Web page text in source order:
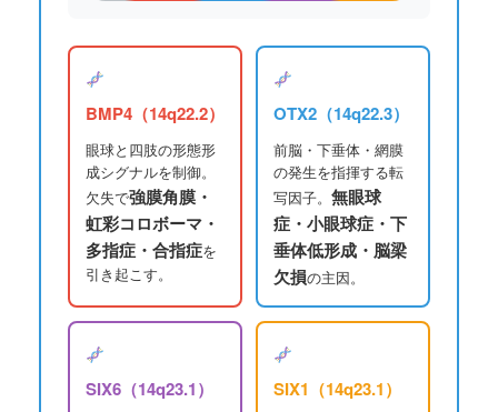
BMP4（14q22.2）
眼球と四肢の形態形
成シグナルを制御。
欠失で強膜角膜・
虹彩コロボーマ・
多指症・合指症を
引き起こす。
OTX2（14q22.3）
前脳・下垂体・網膜
の発生を指揮する転
写因子。 無眼球
症・小眼球症・下
垂体低形成・脳梁
欠損の主因。
SIX6（14q23.1） SIX1（14q23.1）